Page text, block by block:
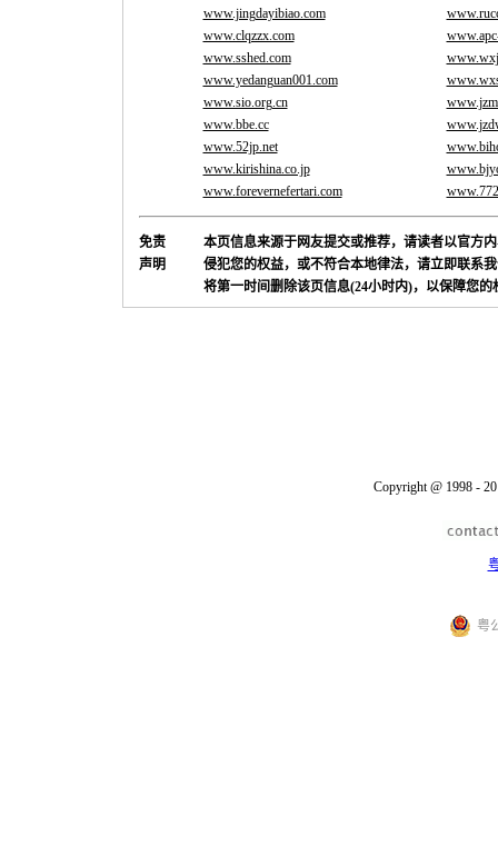
www.jingdayibiao.com
www.clqzzx.com
www.sshed.com
www.yedanguan001.com
www.sio.org.cn
www.bbe.cc
www.52jp.net
www.kirishina.co.jp
www.forevernefertari.com
免责
声明
本页信息来源于网友提交或推荐，请读者以官方
侵犯您的权益，或不符合本地律法，请立即联系
将第一时间删除该页信息(24小时内)，以保障您的
Copyright @ 1998 -
粤